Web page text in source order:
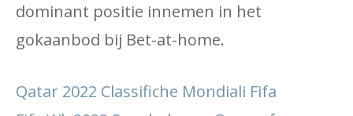
dominant positie innemen in het
gokaanbod bij Bet-at-home.
Qatar 2022 Classifiche Mondiali Fifa